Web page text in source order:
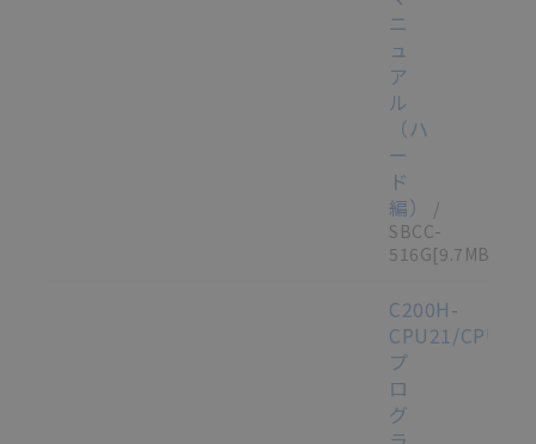
ニ
ュ
ア
ル
（ハ
ー
ド
編）
/
SBCC-
516G[9.7MB]
C200H-
CPU21/
プ
ロ
グ